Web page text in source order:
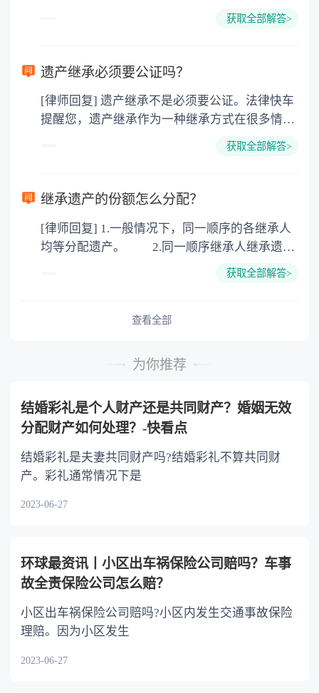
所得税、契税和公证费。赠与过户是没有增值税
要缴纳公证费，具体如下： 1. 公证费：按房
3. 印花税：按房屋评估价的0.05%缴纳 4. 土
地增值税：按房价1%缴纳 5. 房屋产权登记费：
获取全部解答>
遗产继承必须要公证吗？
[律师回复] 遗产继承不是必须要公证。法律快车
提醒您，遗产继承作为一种继承方式在很多情况
下都是不需要公证的，当然，如果需要公正的也
以防对财产继承发生纠纷，可以对遗产继承进行
公证。
获取全部解答>
继承遗产的份额怎么分配？
[律师回复] 1.一般情况下，同一顺序的各继承人
均等分配遗产。 2.同一顺序继承人继承遗产
或者与被继承人共同生活的继承人，分配遗产
的继承人，不尽扶养义务的，分配遗产时，应当
获取全部解答>
查看全部
为你推荐
结婚彩礼是个人财产还是共同财产？婚姻无效
分配财产如何处理？-快看点
结婚彩礼是夫妻共同财产吗?结婚彩礼不算共同财
产。彩礼通常情况下是
2023-06-27
环球最资讯丨小区出车祸保险公司赔吗？车事
故全责保险公司怎么赔？
小区出车祸保险公司赔吗?小区内发生交通事故保险
理赔。因为小区发生
2023-06-27